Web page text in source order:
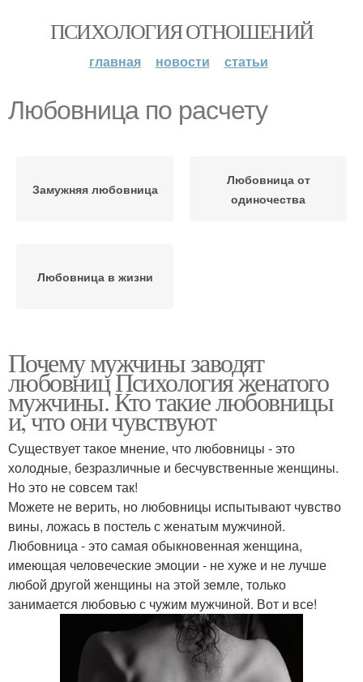
ПСИХОЛОГИЯ ОТНОШЕНИЙ
главная новости статьи
Любовница по расчету
Замужняя любовница
Любовница от
одиночества
Любовница в жизни
Почему мужчины заводят
любовниц Психология женатого
мужчины. Кто такие любовницы
и, что они чувствуют
Существует такое мнение, что любовницы - это
холодные, безразличные и бесчувственные женщины.
Но это не совсем так!
Можете не верить, но любовницы испытывают чувство
вины, ложась в постель с женатым мужчиной.
Любовница - это самая обыкновенная женщина,
имеющая человеческие эмоции - не хуже и не лучше
любой другой женщины на этой земле, только
занимается любовью с чужим мужчиной. Вот и все!